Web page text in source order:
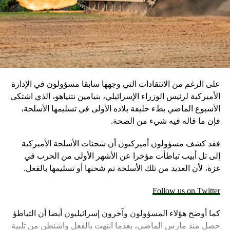
على الرغم من الانتقادات التي وجهها سابقا مسؤولون في الإدارة
الأميركية لرئيس الوزراء الإسرائيلي، بنيامين نتنياهو، الذي اشتكى
الأسبوع الماضي بطء حليفة بلاده الأولى في تسليمها الأسلحة،
فإن ما قاله فيه شيء من الصحة.
فقد كشف مسؤولون أميركيون أن شحنات الأسلحة الأميركية
إلى تل أبيب تباطأت مؤخرا عن الأشهر الأولى من الحرب في
غزة، لأن العديد من تلك الأسلحة تم شحنها أو تسليمها بالفعل.
Follow us on Twitter
كما أوضح هؤلاء المسؤولون وآخرون إسرائيليون أيضا أن التباطؤ
حصل منذ مارس الماضي، بعدما انتهت بالفعل واشنطن من تلبية